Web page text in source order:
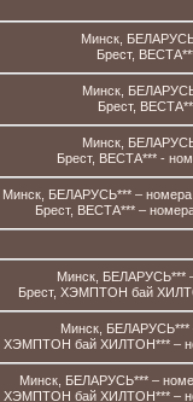
Минск,
Брест,
Минск,
Брест,
Минск,
Брест, ВЕСТА*** -
Минск, БЕЛАРУСЬ*** –
Брест, ВЕСТА*** –
Минск, БЕЛАРУСЬ***
Брест, ХЭМПТОН бай
Минск, БЕЛАРУСЬ***
ХЭМПТОН бай ХИЛТОН*** –
Минск, БЕЛАРУСЬ*** –
ХЭМПТОН бай ХИЛТОН*** –